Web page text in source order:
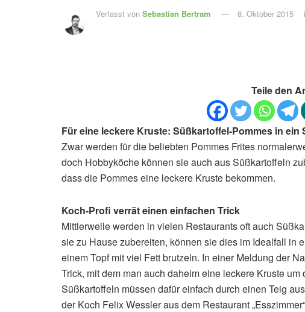
Verfasst von Sebastian Bertram 8. Oktober 2015
Teile den
Für eine leckere Kruste: Süßkartoffel-Pommes in ein
Zwar werden für die beliebten Pommes Frites
doch Hobbyköche können sie auch aus Süßkartoffeln
dass die Pommes eine leckere Kruste bekommen.
Koch-Profi verrät einen einfachen Trick
Mittlerweile werden in vielen Restaurants oft auch
sie zu Hause zubereiten, können sie dies im Idealfall in
einem Topf mit viel Fett brutzeln. In einer Meldung der
Trick, mit dem man auch daheim eine leckere Kruste
Süßkartoffeln müssen dafür einfach durch einen Teig
der Koch Felix Wessler aus dem Restaurant